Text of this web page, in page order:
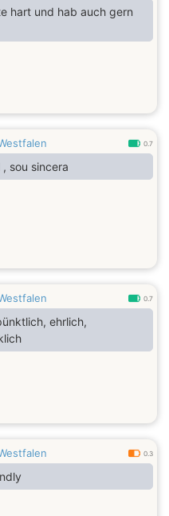
I believe trust, respect,
are the
of every strong
hart und hab auch gern
0.7
, sou sincera
0.7
ehrlich,
0.3